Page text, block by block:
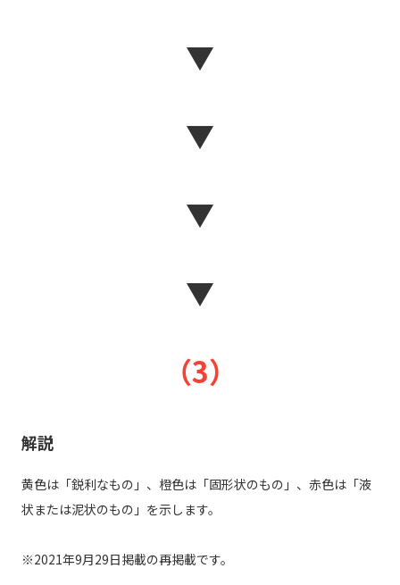
▼
▼
▼
▼
（3）
解説
黄色は「鋭利なもの」、橙色は「固形状のもの」、赤色は「液
状または泥状のもの」を示します。
※2021年9月29日掲載の再掲載です。